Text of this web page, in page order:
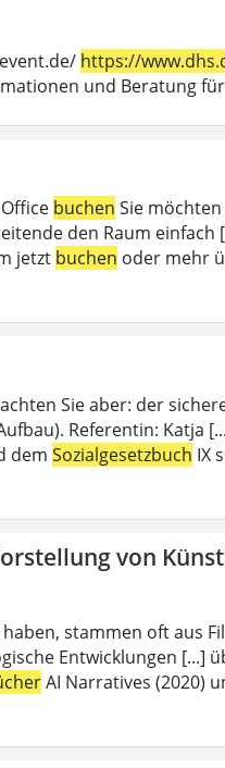
https://
und Beratung
buchen Sie
den Raum
jetzt buchen oder mehr
Sie aber: der
Referentin: Katja
dem Sozialgesetzbuch IX
von
stammen oft aus
Entwicklungen [...]
AI Narratives (2020)